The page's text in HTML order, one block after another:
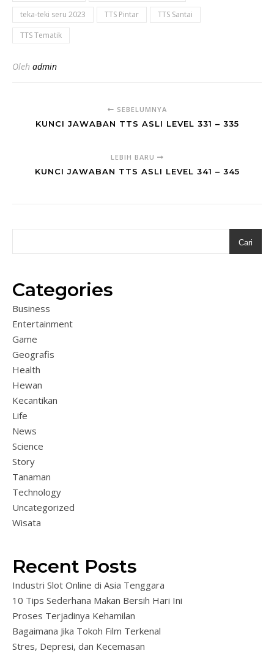
teka-teki seru 2023
TTS Pintar
TTS Santai
TTS Tematik
Oleh admin
SEBELUMNYA
KUNCI JAWABAN TTS ASLI LEVEL 331 – 335
LEBIH BARU
KUNCI JAWABAN TTS ASLI LEVEL 341 – 345
Cari
Categories
Business
Entertainment
Game
Geografis
Health
Hewan
Kecantikan
Life
News
Science
Story
Tanaman
Technology
Uncategorized
Wisata
Recent Posts
Industri Slot Online di Asia Tenggara
10 Tips Sederhana Makan Bersih Hari Ini
Proses Terjadinya Kehamilan
Bagaimana Jika Tokoh Film Terkenal
Stres, Depresi, dan Kecemasan